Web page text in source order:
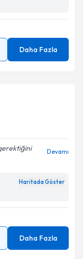
Daha Fazla
Devamı
Haritada Göster
Daha Fazla